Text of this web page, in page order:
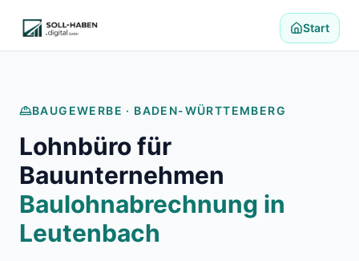
Start
BAUGEWERBE · BADEN-WÜRTTEMBERG
Lohnbüro für
Bauunternehmen
Baulohnabrechnung in
Leutenbach
Finanzbuchhaltung auslagern
E-Rechnung und Peppol
Branchenlösungen
Helpdesk und Tools
Alle Standorte
Über uns
Kontakt
Häufige Fragen FAQ
Blog